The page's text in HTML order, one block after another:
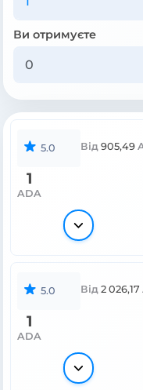
Ви отримуєте
5.0 Від 905,49
1
ADA
5.0 Від 2 026,17
1
ADA